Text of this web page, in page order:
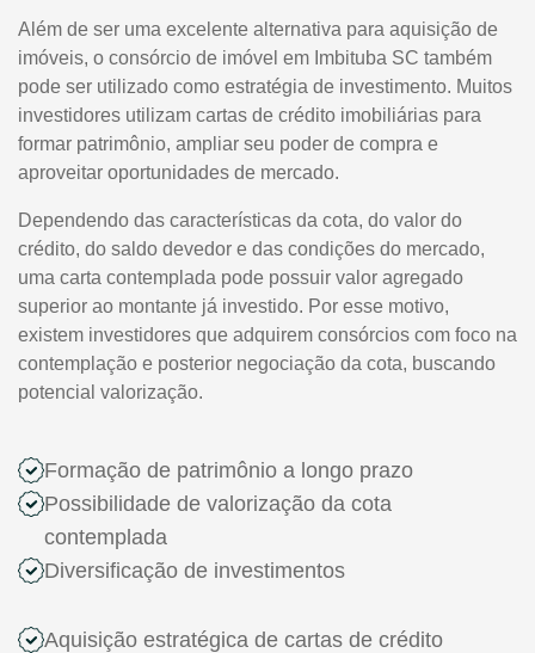
Além de ser uma excelente alternativa para aquisição de
imóveis, o consórcio de imóvel em Imbituba SC também
pode ser utilizado como estratégia de investimento. Muitos
investidores utilizam cartas de crédito imobiliárias para
formar patrimônio, ampliar seu poder de compra e
aproveitar oportunidades de mercado.
Dependendo das características da cota, do valor do
crédito, do saldo devedor e das condições do mercado,
uma carta contemplada pode possuir valor agregado
superior ao montante já investido. Por esse motivo,
existem investidores que adquirem consórcios com foco na
contemplação e posterior negociação da cota, buscando
potencial valorização.
Formação de patrimônio a longo prazo
Possibilidade de valorização da cota
contemplada
Diversificação de investimentos
Aquisição estratégica de cartas de crédito